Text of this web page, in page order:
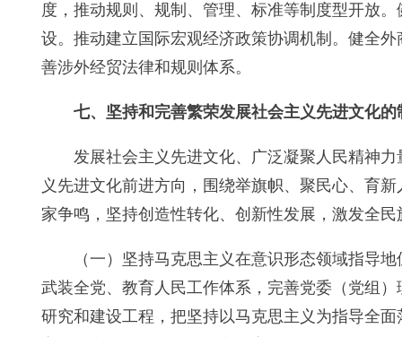
度，推动规则、规制、管理、标准等制度型开放
设。推动建立国际宏观经济政策协调机制。健全
善涉外经贸法律和规则体系。
七、坚持和完善繁荣发展社会主义先进文化
发展社会主义先进文化、广泛凝聚人民精神
义先进文化前进方向，围绕举旗帜、聚民心、育
家争鸣，坚持创造性转化、创新性发展，激发全
（一）坚持马克思主义在意识形态领域指导
武装全党、教育人民工作体系，完善党委（党组
研究和建设工程，把坚持以马克思主义为指导全